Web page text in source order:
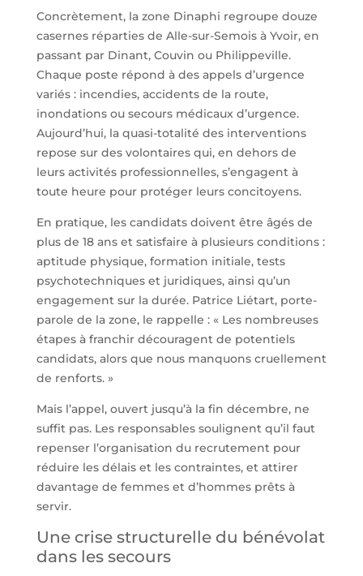
Concrètement, la zone Dinaphi regroupe douze
casernes réparties de Alle-sur-Semois à Yvoir, en
passant par Dinant, Couvin ou Philippeville.
Chaque poste répond à des appels d’urgence
variés : incendies, accidents de la route,
inondations ou secours médicaux d’urgence.
Aujourd’hui, la quasi-totalité des interventions
repose sur des volontaires qui, en dehors de
leurs activités professionnelles, s’engagent à
toute heure pour protéger leurs concitoyens.
En pratique, les candidats doivent être âgés de
plus de 18 ans et satisfaire à plusieurs conditions :
aptitude physique, formation initiale, tests
psychotechniques et juridiques, ainsi qu’un
engagement sur la durée. Patrice Liétart, porte-
parole de la zone, le rappelle : « Les nombreuses
étapes à franchir découragent de potentiels
candidats, alors que nous manquons cruellement
de renforts. »
Mais l’appel, ouvert jusqu’à la fin décembre, ne
suffit pas. Les responsables soulignent qu’il faut
repenser l’organisation du recrutement pour
réduire les délais et les contraintes, et attirer
davantage de femmes et d’hommes prêts à
servir.
Une crise structurelle du bénévolat
dans les secours